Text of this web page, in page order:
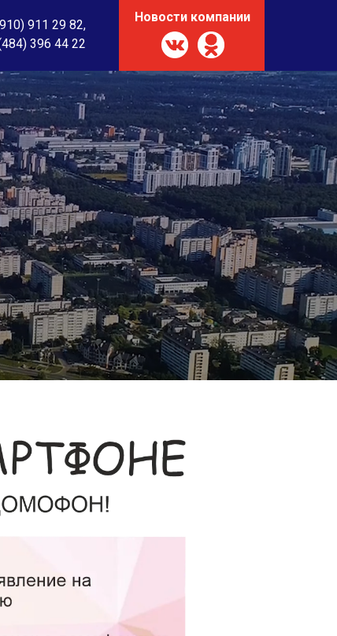
911 29 82,
396 44 22
Новости компании